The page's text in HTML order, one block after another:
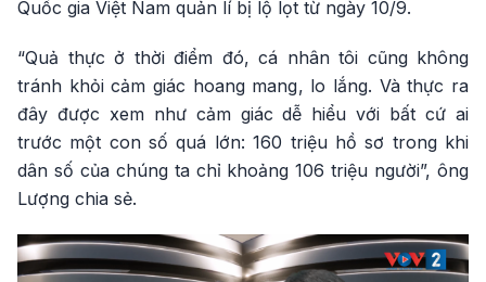
Quốc gia Việt Nam quản lí bị lộ lọt từ ngày 10/9.
“Quả thực ở thời điểm đó, cá nhân tôi cũng không
tránh khỏi cảm giác hoang mang, lo lắng. Và thực ra
đây được xem như cảm giác dễ hiểu với bất cứ ai
trước một con số quá lớn: 160 triệu hồ sơ trong khi
dân số của chúng ta chỉ khoảng 106 triệu người”, ông
Lượng chia sẻ.